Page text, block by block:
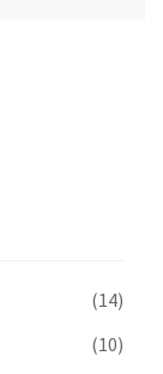
(14)
(10)